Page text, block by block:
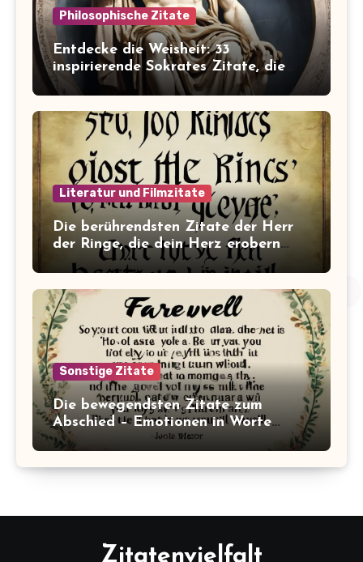
Philosophische Zitate
Entdecke die Weisheit: 33
inspirierende Sokrates Zitate, die
dein Leben verändern werden
Literatur und Filmzitate
Die berührendsten Zitate der Herr
der Ringe, die dein Herz erobern
werden!
Sonstige Zitate
Die bewegendsten Zitate zum
Abschied – Emotionen in Worte
gefasst
Zitatenvielfalt